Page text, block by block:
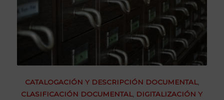
CATALOGACIÓN Y DESCRIPCIÓN DOCUMENTAL,
CLASIFICACIÓN DOCUMENTAL, DIGITALIZACIÓN Y